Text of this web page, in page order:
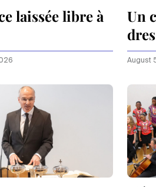
laissée libre à
Un
August